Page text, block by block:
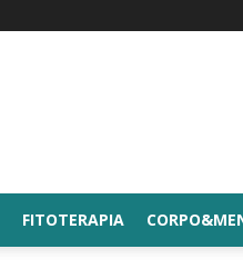
FITOTERAPIA